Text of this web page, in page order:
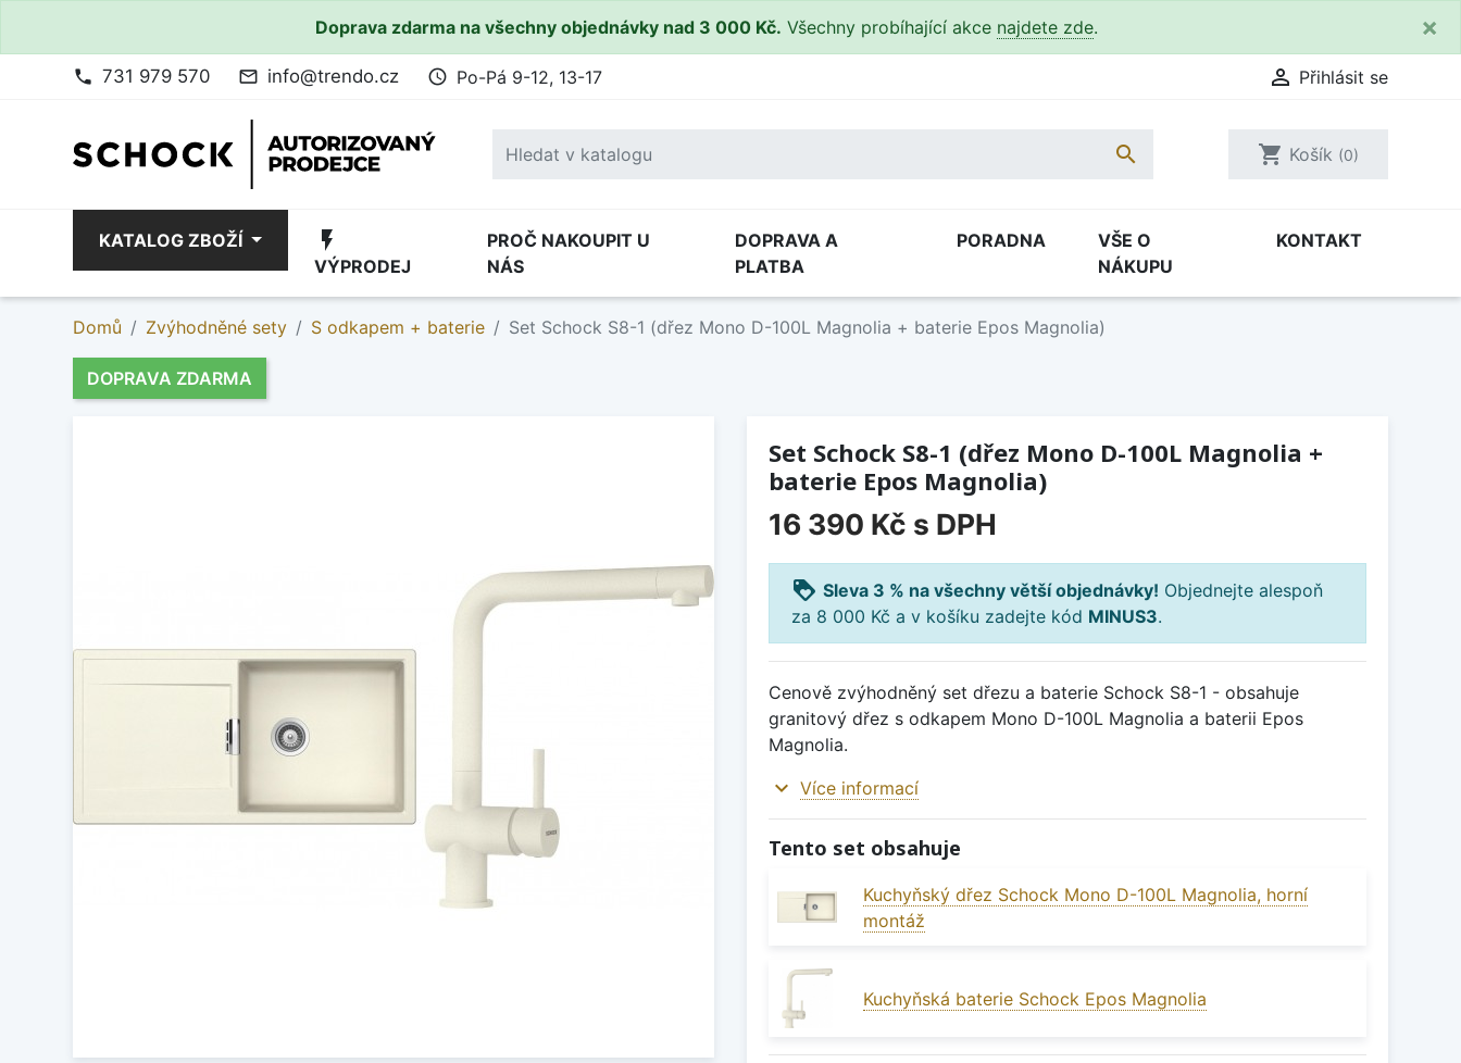
Doprava zdarma na všechny objednávky nad 3 000 Kč. Všechny probíhající akce najdete zde. ×
phone 731 979 570 mail_outline info@trendo.cz access_time Po-Pá 9-12, 13-17  Přihlásit se
 shopping_cart Košík (0)
KATALOG ZBOŽÍ flash_on
VÝPRODEJ
PROČ NAKOUPIT U
NÁS
DOPRAVA A
PLATBA
PORADNA
VŠE O
NÁKUPU
KONTAKT
Domů Zvýhodněné sety S odkapem + baterie Set Schock S8-1 (dřez Mono D-100L Magnolia + baterie Epos Magnolia)
DOPRAVA ZDARMA
Set Schock S8-1 (dřez Mono D-100L Magnolia +
baterie Epos Magnolia)
16 390 Kč s DPH
loyalty Sleva 3 % na všechny větší objednávky! Objednejte alespoň
za 8 000 Kč a v košíku zadejte kód MINUS3.
Cenově zvýhodněný set dřezu a baterie Schock S8-1 - obsahuje
granitový dřez s odkapem Mono D-100L Magnolia a baterii Epos
Magnolia.
expand_more Více informací
Tento set obsahuje
Kuchyňský dřez Schock Mono D-100L Magnolia, horní
montáž
Kuchyňská baterie Schock Epos Magnolia